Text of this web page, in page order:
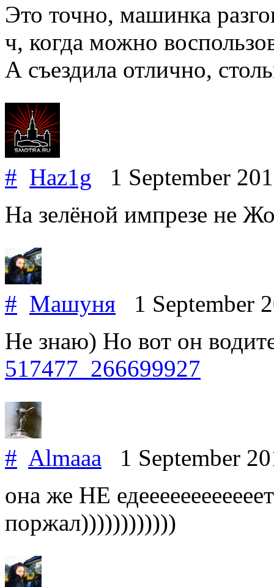
Это точно, машинка
ч, когда можно
А съездила отлично,
# Haz1g 1 September
На зелёной импрезе не
# Машуня 1 September
Не знаю) Но вот он
517477_266699927
# Almaaa 1 September
она же НЕ
поржал))))))))))))